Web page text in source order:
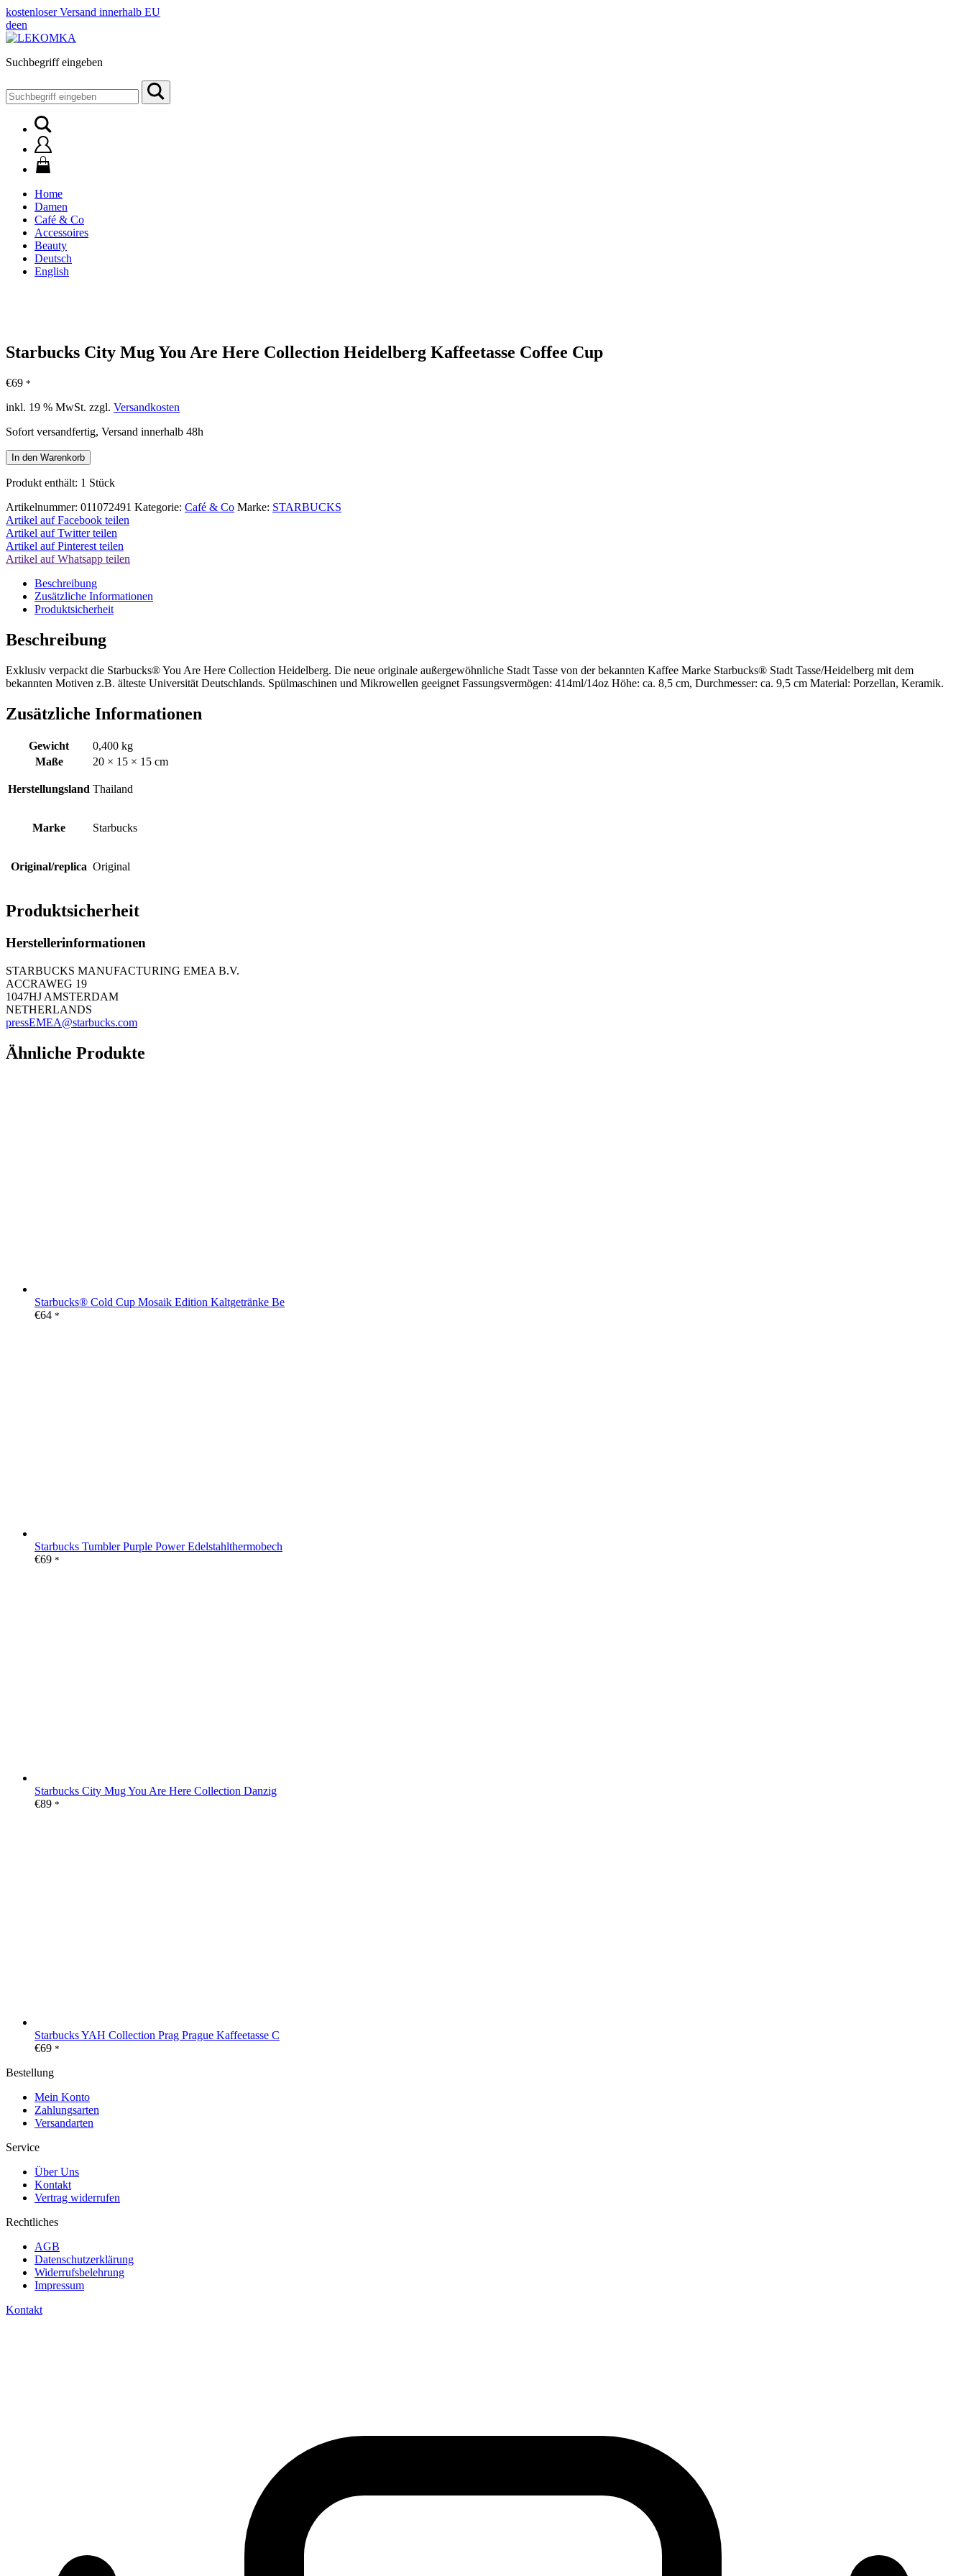
kostenloser Versand innerhalb EU
deen
Suchbegriff eingeben
nach:
Home
Damen
Café & Co
Accessoires
Beauty
Deutsch
English
Starbucks City Mug You Are Here Collection Heidelberg Kaffeetasse Coffee Cup
€69 *
inkl. 19 % MwSt. zzgl. Versandkosten
Sofort versandfertig, Versand innerhalb 48h
Starbucks
City
Mug
Are
Here
Collection
Heidelberg
Kaffeetasse
Cup
Menge
In den Warenkorb
Produkt enthält: 1 Stück
Artikelnummer: 011072491 Kategorie: Café & Co Marke: STARBUCKS
Artikel auf Facebook teilen
Artikel auf Twitter teilen
Artikel auf Pinterest teilen
Artikel auf Whatsapp teilen
Beschreibung
Zusätzliche Informationen
Produktsicherheit
Beschreibung
Exklusiv verpackt die Starbucks® You Are Here Collection Heidelberg. Die neue originale außergewöhnliche Stadt Tasse von der bekannten Kaffee Marke Starbucks® Stadt Tasse/Heidelberg mit dem
bekannten Motiven z.B. älteste Universität Deutschlands. Spülmaschinen und Mikrowellen geeignet Fassungsvermögen: 414ml/14oz Höhe: ca. 8,5 cm, Durchmesser: ca. 9,5 cm Material: Porzellan, Keramik.
Zusätzliche Informationen
Gewicht
0,400 kg
Maße
20 × 15 × 15 cm
Herstellungsland Thailand
Marke Starbucks
Original/replica Original
Produktsicherheit
Herstellerinformationen
STARBUCKS MANUFACTURING EMEA B.V.
ACCRAWEG 19
1047HJ AMSTERDAM
NETHERLANDS
pressEMEA@starbucks.com
Ähnliche Produkte
Starbucks® Cold Cup Mosaik Edition Kaltgetränke Be
€64 *
Starbucks Tumbler Purple Power Edelstahlthermobech
€69 *
Starbucks City Mug You Are Here Collection Danzig
€89 *
Starbucks YAH Collection Prag Prague Kaffeetasse C
€69 *
Bestellung
Mein Konto
Zahlungsarten
Versandarten
Service
Über Uns
Kontakt
Vertrag widerrufen
Rechtliches
AGB
Datenschutzerklärung
Widerrufsbelehrung
Impressum
Kontakt